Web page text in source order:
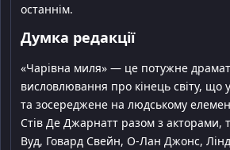
останнім.
Думка редакції
«Чарівна миля» — це потужне
висловлювання про кінець світу, що
та зосереджене на людському
Стів Де Джарнатт разом з акторами,
Вуд, Говард Свейн, О-Лан Джонс,